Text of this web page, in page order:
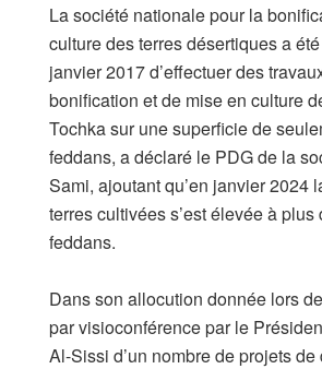
La société nationale pour la
culture des terres désertiques a
janvier 2017 d’effectuer des
bonification et de mise en culture
Tochka sur une superficie de
feddans, a déclaré le PDG de la
Sami, ajoutant qu’en janvier 2024
terres cultivées s’est élevée à plus
feddans.
Dans son allocution donnée lors
par visioconférence par le
Al-Sissi d’un nombre de projets